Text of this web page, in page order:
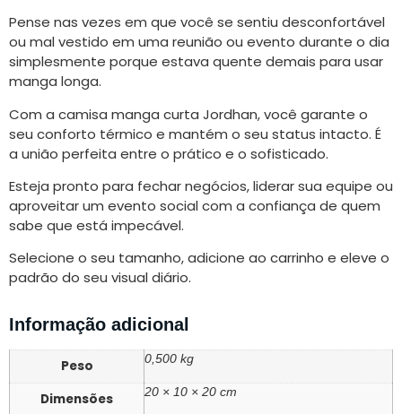
Pense nas vezes em que você se sentiu desconfortável
ou mal vestido em uma reunião ou evento durante o dia
simplesmente porque estava quente demais para usar
manga longa.
Com a camisa manga curta Jordhan, você garante o
seu conforto térmico e mantém o seu status intacto. É
a união perfeita entre o prático e o sofisticado.
Esteja pronto para fechar negócios, liderar sua equipe ou
aproveitar um evento social com a confiança de quem
sabe que está impecável.
Selecione o seu tamanho, adicione ao carrinho e eleve o
padrão do seu visual diário.
Informação adicional
Peso 0,500 kg
Dimensões 20 × 10 × 20 cm